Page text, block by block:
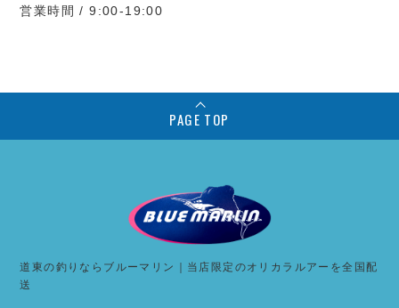
営業時間 / 9:00-19:00
PAGE TOP
道東の釣りならブルーマリン｜当店限定のオリカラルアーを全国配
送